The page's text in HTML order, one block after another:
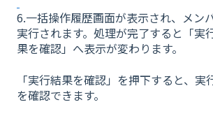
6.一括操作履歴画面が表示され、メン
実行されます。処理が完了すると「
果を確認」へ表示が変わります。
「実行結果を確認」を押下すると、実
を確認できます。